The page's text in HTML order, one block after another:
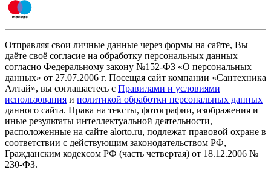
Отправляя свои личные данные через формы на сайте, Вы
даёте своё согласие на обработку персональных данных
согласно Федеральному закону №152-ФЗ «О персональных
данных» от 27.07.2006 г. Посещая сайт компании «Cантехника
Алтай», вы соглашаетесь с Правилами и условиями
использования и политикой обработки персональных данных
данного сайта. Права на тексты, фотографии, изображения и
иные результаты интеллектуальной деятельности,
расположенные на сайте alorto.ru, подлежат правовой охране в
соответствии с действующим законодательством РФ,
Гражданским кодексом РФ (часть четвертая) от 18.12.2006 №
230-ФЗ.